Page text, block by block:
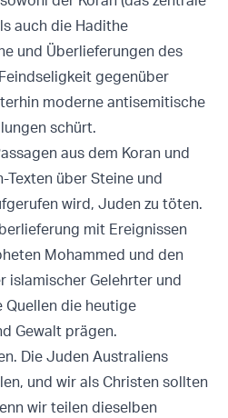
auch die Hadithe
und Überlieferungen des
gegenüber
moderne antisemitische
schürt.
aus dem Koran und
über Steine und
wird, Juden zu töten.
mit Ereignissen
Mohammed und den
islamischer Gelehrter und
die heutige
Gewalt prägen.
Die Juden Australiens
und wir als Christen sollten
wir teilen dieselben